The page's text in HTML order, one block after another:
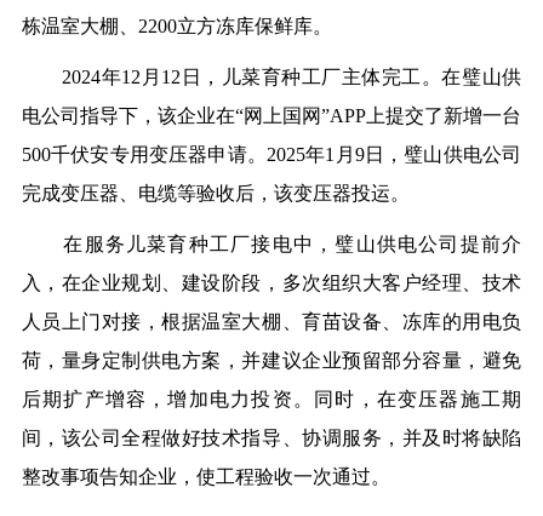
栋温室大棚、2200立方冻库保鲜库。
2024年12月12日，儿菜育种工厂主体完工。在璧山供
电公司指导下，该企业在“网上国网”APP上提交了新增一台
500千伏安专用变压器申请。2025年1月9日，璧山供电公司
完成变压器、电缆等验收后，该变压器投运。
在服务儿菜育种工厂接电中，璧山供电公司提前介
入，在企业规划、建设阶段，多次组织大客户经理、技术
人员上门对接，根据温室大棚、育苗设备、冻库的用电负
荷，量身定制供电方案，并建议企业预留部分容量，避免
后期扩产增容，增加电力投资。同时，在变压器施工期
间，该公司全程做好技术指导、协调服务，并及时将缺陷
整改事项告知企业，使工程验收一次通过。